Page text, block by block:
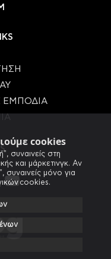
cookies
συναινείς στη
και μάρκετινγκ. Αν
συναινείς μόνο για
cookies.
ΕΜΠΟΔΙΑ